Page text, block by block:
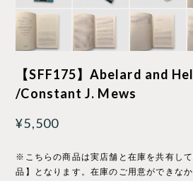
【SFF175】Abelard and
/Constant J. Mews
¥5,500
※こちらの商品は実店舗と在庫を共有し
品】となります。在庫のご用意ができな